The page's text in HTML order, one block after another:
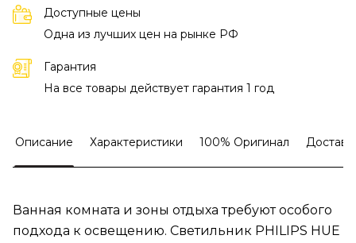
Доступные цены
Одна из лучших цен на рынке РФ
Гарантия
На все товары действует гарантия 1 год
Описание Характеристики 100% Оригинал
Ванная комната и зоны отдыха требуют особого
подхода к освещению. Светильник PHILIPS HUE